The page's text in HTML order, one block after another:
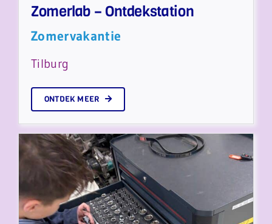
Zomerlab – Ontdekstation
Zomervakantie
Tilburg
ONTDEK MEER